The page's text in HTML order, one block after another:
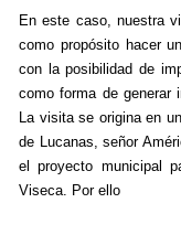
En este caso, nuestra
como propósito hacer
con la posibilidad de
como forma de generar
La visita se origina en
de Lucanas, señor
el proyecto municipal
Viseca. Por ello